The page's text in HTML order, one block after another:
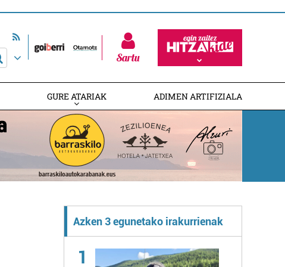
Sartu
GURE ATARIAK ADIMEN ARTIFIZIALA
Azken 3 egunetako irakurrienak
1